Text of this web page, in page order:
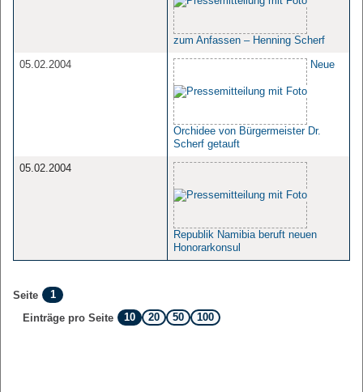
zum Anfassen – Henning Scherf
05.02.2004
Neue
Orchidee von Bürgermeister Dr.
Scherf getauft
05.02.2004
Republik Namibia beruft neuen
Honorarkonsul
Seite
1
Einträge pro Seite
10 20 50 100